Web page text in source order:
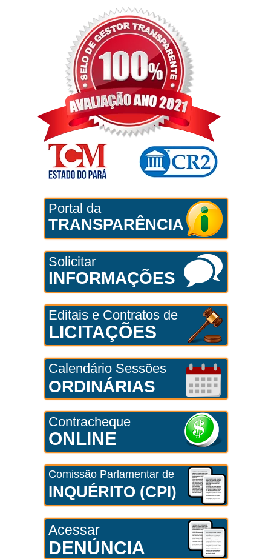
Portal da
TRANSPARÊNCIA
Solicitar
INFORMAÇÕES
Editais e Contratos de
LICITAÇÕES
Calendário Sessões
ORDINÁRIAS
Contracheque
ONLINE
Comissão Parlamentar de
INQUÉRITO (CPI)
Acessar
DENÚNCIA